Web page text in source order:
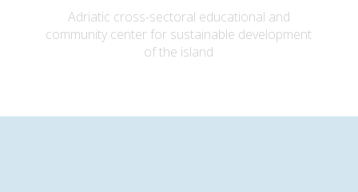
Adriatic cross-sectoral educational and
community center for sustainable development
of the island